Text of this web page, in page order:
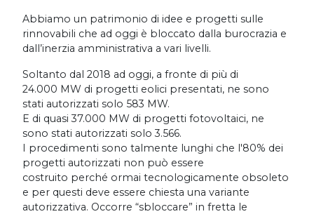
Abbiamo un patrimonio di idee e progetti sulle
rinnovabili che ad oggi è bloccato dalla burocrazia e
dall’inerzia amministrativa a vari livelli.
Soltanto dal 2018 ad oggi, a fronte di più di
24.000 MW di progetti eolici presentati, ne sono
stati autorizzati solo 583 MW.
E di quasi 37.000 MW di progetti fotovoltaici, ne
sono stati autorizzati solo 3.566.
I procedimenti sono talmente lunghi che l'80% dei
progetti autorizzati non può essere
costruito perché ormai tecnologicamente obsoleto
e per questi deve essere chiesta una variante
autorizzativa. Occorre “sbloccare” in fretta le